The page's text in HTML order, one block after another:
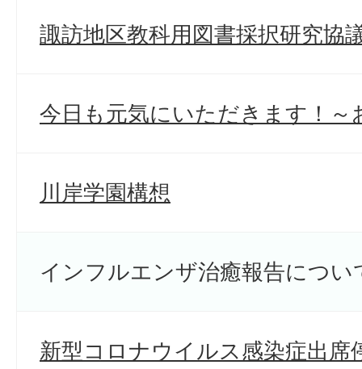
諏訪地区教科用図書採択研究協
今日も元気にいただきます！～
川岸学園構想
インフルエンザ治癒報告につい
新型コロナウイルス感染症出席